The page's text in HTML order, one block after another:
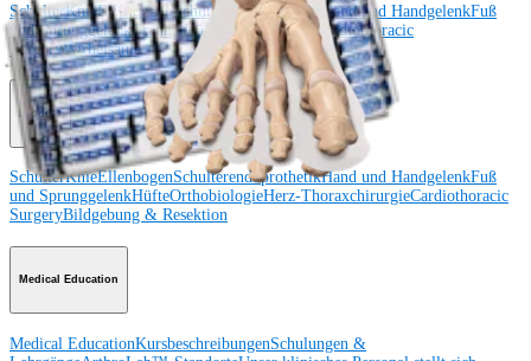
SchulterKnieEllenbogenSchulterendoprothetik Hand und HandgelenkFuß
und SprunggelenkTraumaHüfte OrthobiologieCardiothoracic
SurgeryWirbelsäule
Produkt
SchulterKnieEllenbogenSchulterendoprothetikHand und HandgelenkFuß
und SprunggelenkHüfteOrthobiologieHerz-ThoraxchirurgieCardiothoracic
SurgeryBildgebung & Resektion
Medical Education
Medical EducationKursbeschreibungenSchulungen &